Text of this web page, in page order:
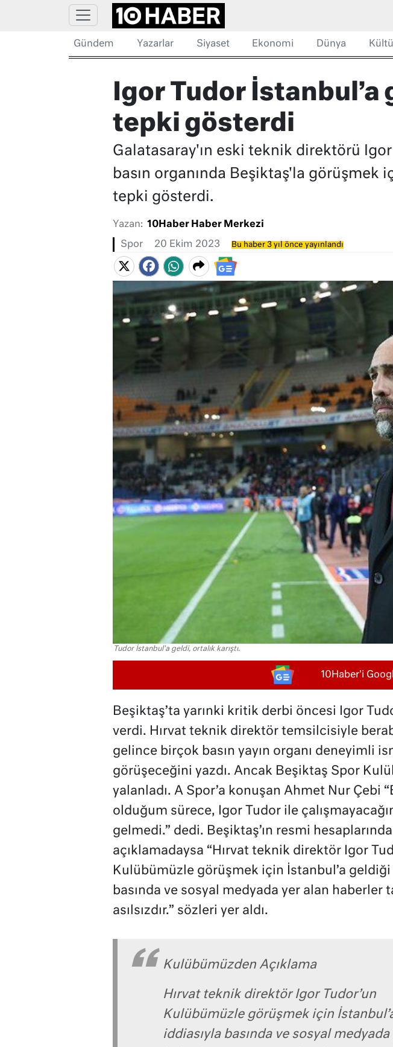
Gündem Yazarlar Siyaset Ekonomi Dünya
Igor Tudor
tepki gösterdi
Galatasaray'ın eski teknik direktörü
basın organında Beşiktaş'la
tepki gösterdi.
Yazan: 10Haber Haber Merkezi
Spor 20 Ekim 2023 Bu haber 3 yıl önce yayınlandı
Tudor İstanbul'a geldi, ortalık karıştı.
10Haber'i
Beşiktaş’ta yarınki kritik derbi öncesi Igor
verdi. Hırvat teknik direktör temsilcisiyle
gelince birçok basın yayın organı deneyimli
görüşeceğini yazdı. Ancak Beşiktaş Spor
yalanladı. A Spor’a konuşan Ahmet Nur Çebi
olduğum sürece, Igor Tudor ile
gelmedi.” dedi. Beşiktaş’ın resmi
açıklamadaysa “Hırvat teknik direktör Igor
Kulübümüzle görüşmek için İstanbul’a geldiği
basında ve sosyal medyada yer alan haberler
asılsızdır.” sözleri yer aldı.
Kulübümüzden Açıklama
Hırvat teknik direktör Igor Tudor’un
Kulübümüzle görüşmek için
iddiasıyla basında ve sosyal